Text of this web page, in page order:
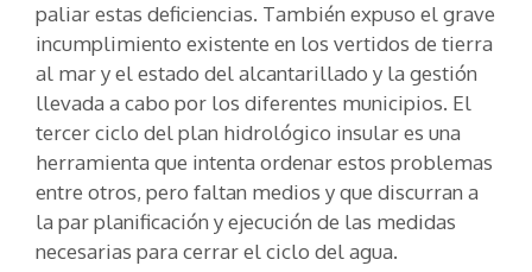
paliar estas deficiencias. También expuso el grave
incumplimiento existente en los vertidos de tierra
al mar y el estado del alcantarillado y la gestión
llevada a cabo por los diferentes municipios. El
tercer ciclo del plan hidrológico insular es una
herramienta que intenta ordenar estos problemas
entre otros, pero faltan medios y que discurran a
la par planificación y ejecución de las medidas
necesarias para cerrar el ciclo del agua.